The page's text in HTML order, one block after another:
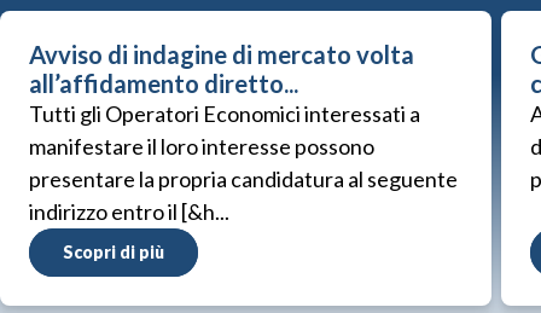
Avviso di indagine di mercato volta
all’affidamento diretto...
Tutti gli Operatori Economici interessati a
manifestare il loro interesse possono
presentare la propria candidatura al seguente
indirizzo entro il [&h...
Scopri di più